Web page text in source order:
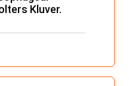
Kluver.